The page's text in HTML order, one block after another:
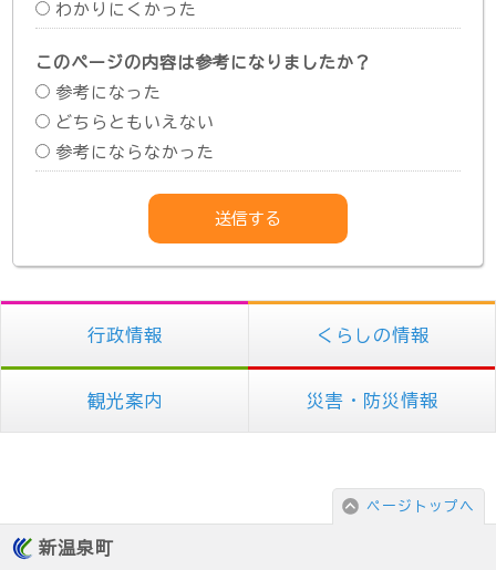
わかりにくかった
このページの内容は参考になりましたか？
参考になった
どちらともいえない
参考にならなかった
行政情報 くらしの情報
観光案内 災害・防災情報
ページトップへ
新温泉町